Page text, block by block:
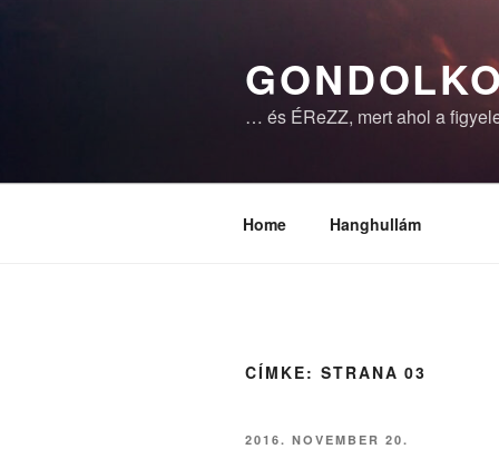
… és ÉReZZ, mert ahol a
Home Hanghullám
CÍMKE: STRANA 03
BEKÜLDVE:
2016. NOVEMBER 20.